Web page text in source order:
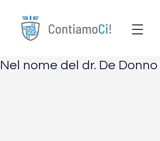
Nel nome del dr. De Donno